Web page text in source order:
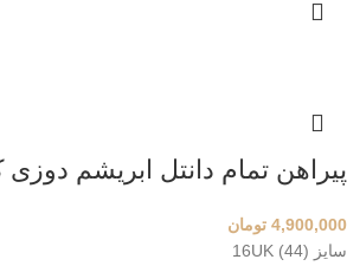
پیراهن تمام دانتل ابریشم دوزی
4,900,000 تومان
سایز 16UK (44)